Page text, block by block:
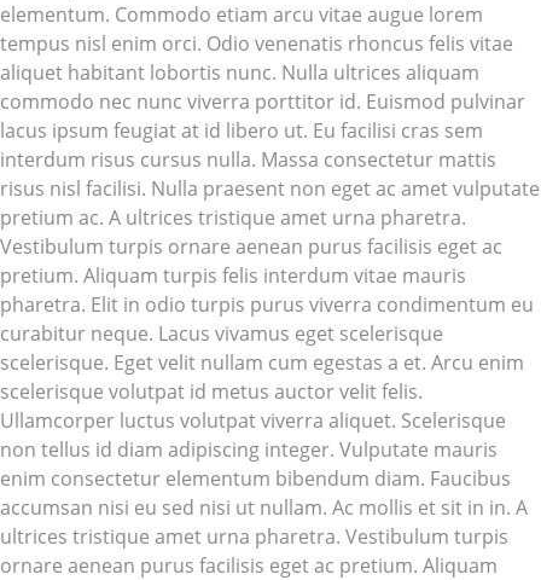
elementum. Commodo etiam arcu vitae augue lorem
tempus nisl enim orci. Odio venenatis rhoncus felis vitae
aliquet habitant lobortis nunc. Nulla ultrices aliquam
commodo nec nunc viverra porttitor id. Euismod pulvinar
lacus ipsum feugiat at id libero ut. Eu facilisi cras sem
interdum risus cursus nulla. Massa consectetur mattis
risus nisl facilisi. Nulla praesent non eget ac amet vulputate
pretium ac. A ultrices tristique amet urna pharetra.
Vestibulum turpis ornare aenean purus facilisis eget ac
pretium. Aliquam turpis felis interdum vitae mauris
pharetra. Elit in odio turpis purus viverra condimentum eu
curabitur neque. Lacus vivamus eget scelerisque
scelerisque. Eget velit nullam cum egestas a et. Arcu enim
scelerisque volutpat id metus auctor velit felis.
Ullamcorper luctus volutpat viverra aliquet. Scelerisque
non tellus id diam adipiscing integer. Vulputate mauris
enim consectetur elementum bibendum diam. Faucibus
accumsan nisi eu sed nisi ut nullam. Ac mollis et sit in in. A
ultrices tristique amet urna pharetra. Vestibulum turpis
ornare aenean purus facilisis eget ac pretium. Aliquam